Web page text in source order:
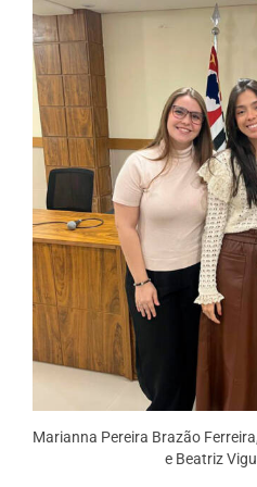
Marianna Pereira Brazão
e Beatriz